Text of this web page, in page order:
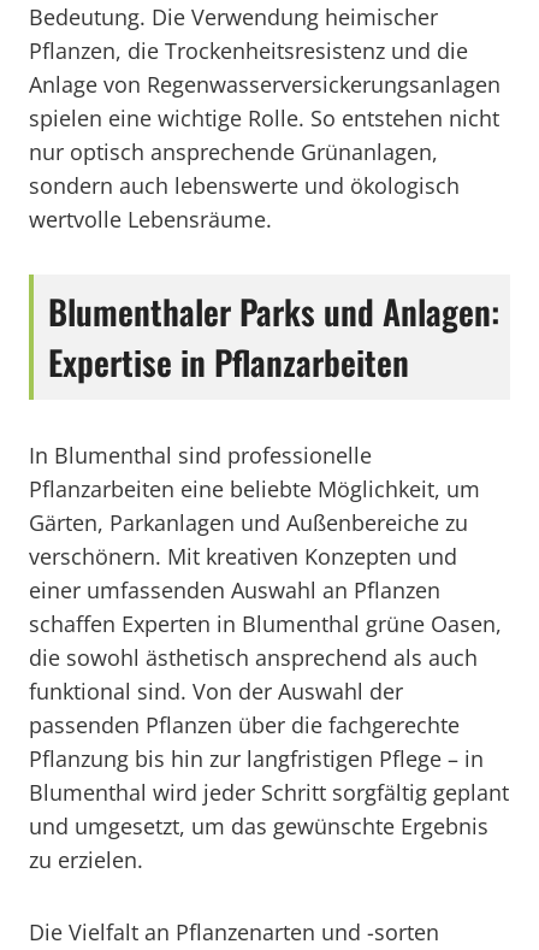
Bedeutung. Die Verwendung heimischer
Pflanzen, die Trockenheitsresistenz und die
Anlage von Regenwasserversickerungsanlagen
spielen eine wichtige Rolle. So entstehen nicht
nur optisch ansprechende Grünanlagen,
sondern auch lebenswerte und ökologisch
wertvolle Lebensräume.
Blumenthaler Parks und Anlagen:
Expertise in Pflanzarbeiten
In Blumenthal sind professionelle
Pflanzarbeiten eine beliebte Möglichkeit, um
Gärten, Parkanlagen und Außenbereiche zu
verschönern. Mit kreativen Konzepten und
einer umfassenden Auswahl an Pflanzen
schaffen Experten in Blumenthal grüne Oasen,
die sowohl ästhetisch ansprechend als auch
funktional sind. Von der Auswahl der
passenden Pflanzen über die fachgerechte
Pflanzung bis hin zur langfristigen Pflege – in
Blumenthal wird jeder Schritt sorgfältig geplant
und umgesetzt, um das gewünschte Ergebnis
zu erzielen.
Die Vielfalt an Pflanzenarten und -sorten